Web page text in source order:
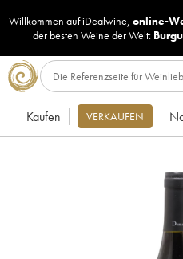
Willkommen auf iDealwine, online-
der besten Weine der Welt:
Kaufen VERKAUFEN